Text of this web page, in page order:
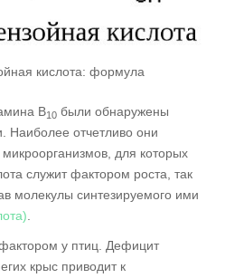
кислота: формула
В10 были обнаружены
Наиболее отчетливо они
для которых
служит фактором роста, так
молекулы синтезируемого ими
у птиц. Дефицит
крыс приводит к